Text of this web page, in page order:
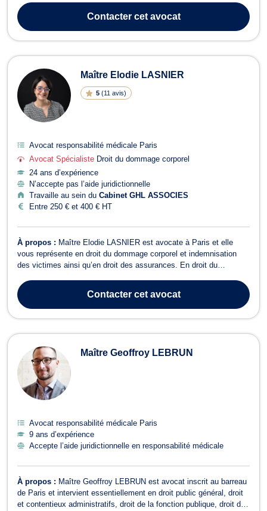
victimes, Maître Mathilde ROSON vous accompagne lorsque vous
subissez un accident de la route, un a...
Contactercet avocat
Maître Elodie LASNIER
5 (11 avis)
Avocat responsabilité médicale Paris
Avocat Spécialiste Droit du dommage corporel
24 ans d’expérience
N’accepte pas l’aide juridictionnelle
Travaille au sein du Cabinet GHL ASSOCIES
Entre 250 € et 400 € HT
À propos : Maître Elodie LASNIER est avocate à Paris et elle
vous représente en droit du dommage corporel et indemnisation
des victimes ainsi qu’en droit des assurances. En droit du
réparation du dommage corporel. Elle intervient pour assurer la
protection des intérêts et la d...
Contactercet avocat
Maître Geoffroy LEBRUN
Avocat responsabilité médicale Paris
9 ans d’expérience
Accepte l’aide juridictionnelle en responsabilité médicale
À propos : Maître Geoffroy LEBRUN est avocat inscrit au barreau
de Paris et intervient essentiellement en droit public général, droit
et contentieux administratifs, droit de la fonction publique, droit de